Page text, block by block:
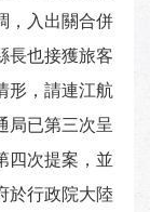
，入出關合併
長也接獲旅客
形，請連江航
局已第三次呈
四次提案，並
於行政院大陸